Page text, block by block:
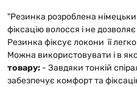
"Резинка розроблена
фіксацію волосся і не
Резинка фіксує локони її
Можна використовувати і в
товару: - Завдяки тонкій
забезпечує комфорт та